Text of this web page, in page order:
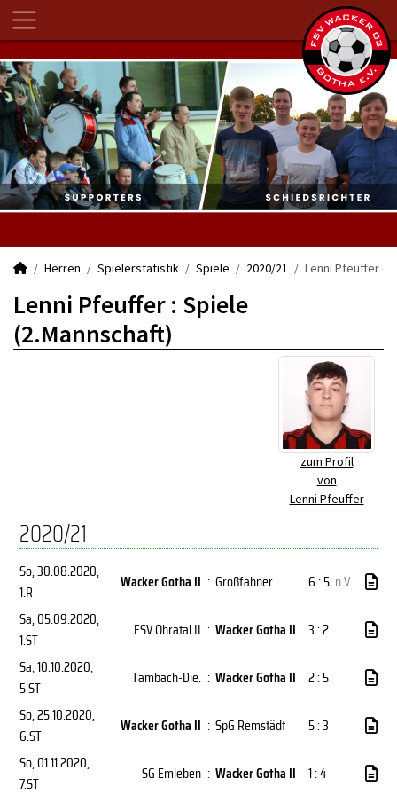
Herren Spielerstatistik Spiele 2020/21 Lenni Pfeuffer
Lenni Pfeuffer : Spiele
(2.Mannschaft)
zum Profil
von
Lenni Pfeuffer
2020/21
So, 30.08.2020,
1.R
Wacker Gotha II : Großfahner 6 : 5 n.V.
Sa, 05.09.2020,
1.ST
FSV Ohratal II : Wacker Gotha II 3 : 2
Sa, 10.10.2020,
5.ST
Tambach-Die. : Wacker Gotha II 2 : 5
So, 25.10.2020,
6.ST
Wacker Gotha II : SpG Remstädt
5 : 3
So, 01.11.2020,
7.ST
SG Emleben : Wacker Gotha II 1 : 4